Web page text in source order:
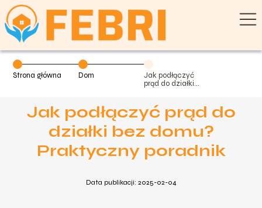
Strona główna Dom
Jak podłączyć
prąd do działki
poradnik
Jak podłączyć prąd do
działki bez domu?
Praktyczny poradnik
Data publikacji: 2025-02-04